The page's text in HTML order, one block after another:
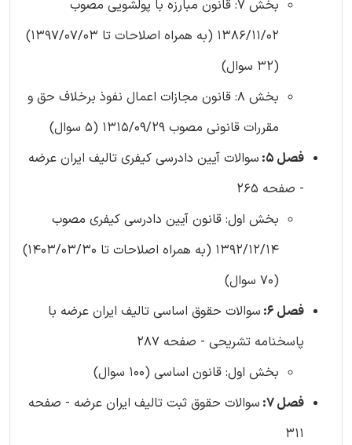
بخش 7: قانون مبارزه با پولشویی مصوب
1386/11/02 (به همراه اصلاحات تا 1397/07/03)
(32 سوال)
بخش 8: قانون مجازات اعمال نفوذ برخلاف حق و
مقررات قانونی مصوب 1315/09/29 (5 سوال)
فصل 5:
سوالات آیین دادرسی کیفری تالیف ایران عرضه
- صفحه 265
بخش اول: قانون آیین دادرسی کیفری مصوب
1392/12/14 (به همراه اصلاحات تا 1403/03/30)
(70 سوال)
فصل 6:
سوالات حقوق اساسی تالیف ایران عرضه با
پاسخنامه تشریحی - صفحه 287
بخش اول: قانون اساسی (100 سوال)
فصل 7:
سوالات حقوق ثبت تالیف ایران عرضه - صفحه
311